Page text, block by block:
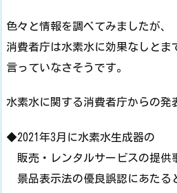
色々と情報を調べてみましたが、
消費者庁は水素水に効果なしとま
言っていなさそうです。
水素水に関する消費者庁からの発
◆2021年3月に水素水生成器の
販売・レンタルサービスの提供
景品表示法の優良誤認にあたる